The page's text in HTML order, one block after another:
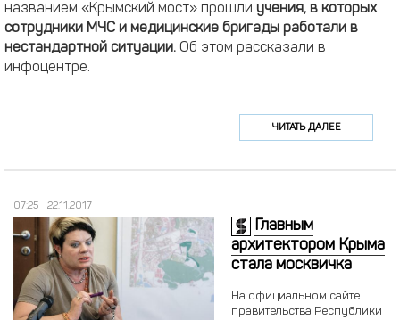
названием «Крымский мост» прошли учения, в которых
сотрудники МЧС и медицинские бригады работали в
нестандартной ситуации. Об этом рассказали в
инфоцентре.
ЧИТАТЬ ДАЛЕЕ
07:25 22.11.2017
Главным
архитектором Крыма
стала москвичка
На официальном сайте
правительства Республики